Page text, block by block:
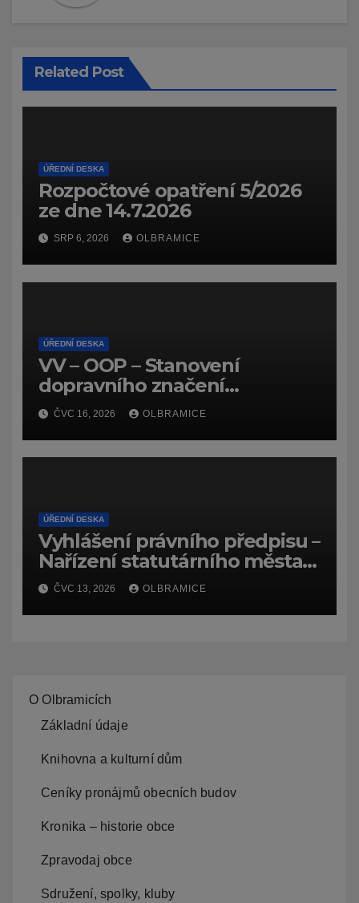
Related Post
ÚŘEDNÍ DESKA
Rozpočtové opatření 5/2026
ze dne 14.7.2026
SRP 6, 2026 OLBRAMICE
ÚŘEDNÍ DESKA
VV – OOP – Stanovení
dopravního značení
(dočasného) č.
7159/26/Olbramice
ČVC 16, 2026 OLBRAMICE
ÚŘEDNÍ DESKA
Vyhlášení právního předpisu –
Nařízení statutárního města
Ostravy, o záměru zadat
zpracování lesních
hospodářských budov
ČVC 13, 2026 OLBRAMICE
O Olbramicích
Základní údaje
Knihovna a kulturní dům
Ceníky pronájmů obecních budov
Kronika – historie obce
Zpravodaj obce
Sdružení, spolky, kluby